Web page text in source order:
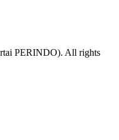
PERINDO). All rights